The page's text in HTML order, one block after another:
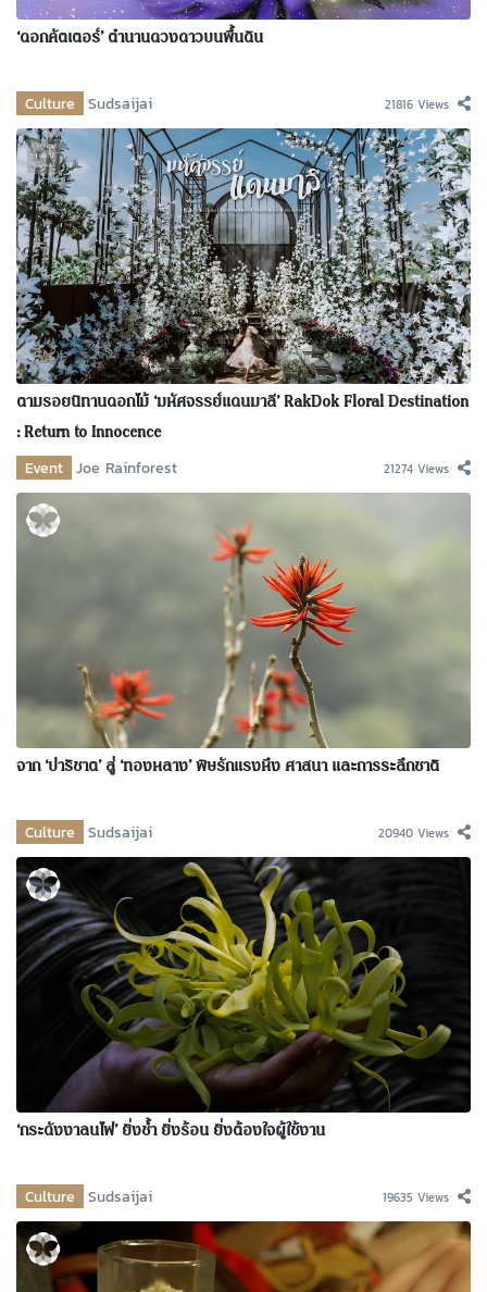
‘ดอกคัตเตอร์’ ตำนานดวงดาวบนพื้นดิน
Culture Sudsaijai 21816 Views
ตามรอยนิทานดอกไม้ ‘มหัศจรรย์แดนมาลี’ RakDok Floral Destination
: Return to Innocence
Event Joe Rainforest 21274 Views
จาก ‘ปาริชาต’ สู่ ‘ทองหลาง’ พิษรักแรงหึง ศาสนา และการระลึกชาติ
Culture Sudsaijai 20940 Views
‘กระดังงาลนไฟ’ ยิ่งช้ำ ยิ่งร้อน ยิ่งต้องใจผู้ใช้งาน
Culture Sudsaijai 19635 Views